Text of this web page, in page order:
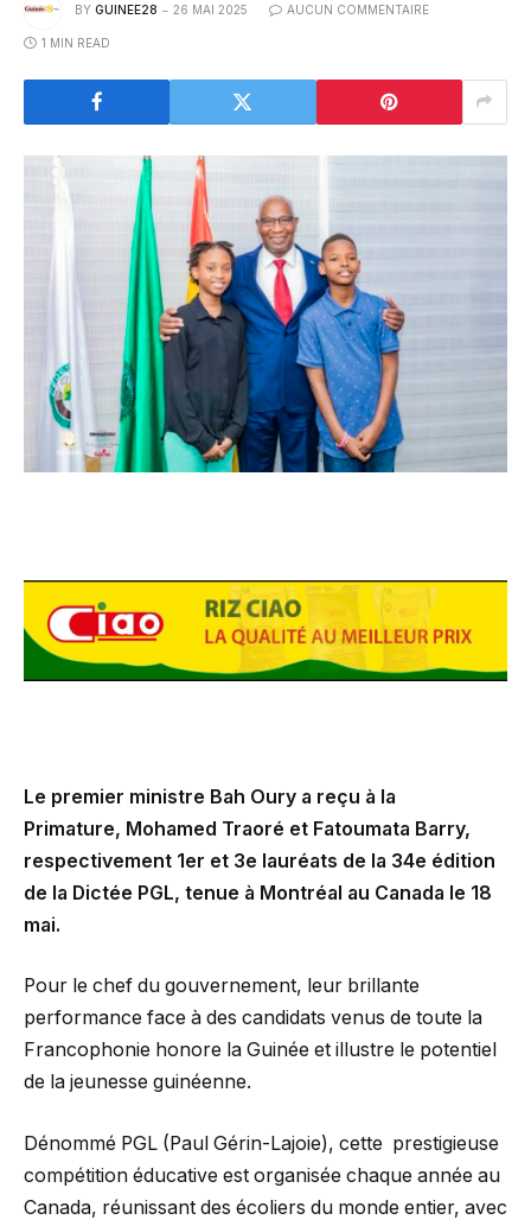
BY GUINEE28 26 MAI 2025 AUCUN COMMENTAIRE
1 MIN READ
Le premier ministre Bah Oury a reçu à la
Primature, Mohamed Traoré et Fatoumata Barry,
respectivement 1er et 3e lauréats de la 34e édition
de la Dictée PGL, tenue à Montréal au Canada le 18
mai.
Pour le chef du gouvernement, leur brillante
performance face à des candidats venus de toute la
Francophonie honore la Guinée et illustre le potentiel
de la jeunesse guinéenne.
Dénommé PGL (Paul Gérin-Lajoie), cette prestigieuse
compétition éducative est organisée chaque année au
Canada, réunissant des écoliers du monde entier, avec